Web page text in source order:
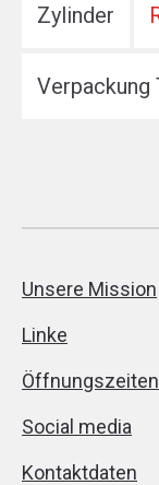
Zylinder
Verpackung
Unsere Mission
Linke
Öffnungszeiten
Social media
Kontaktdaten